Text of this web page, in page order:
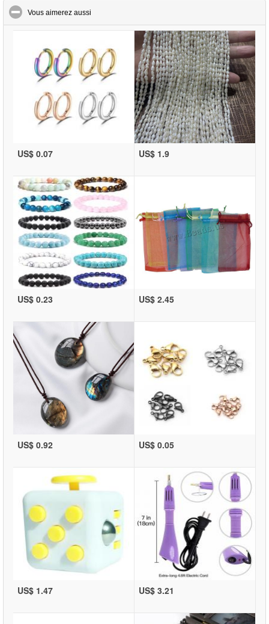
Vous aimerez aussi
US$ 0.07 US$ 1.9
US$ 0.23 US$ 2.45
US$ 0.92 US$ 0.05
US$ 1.47 US$ 3.21